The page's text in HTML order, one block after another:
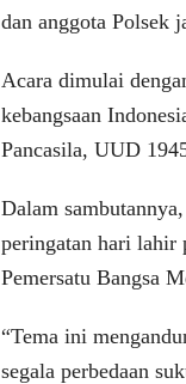
dan anggota Polsek
Acara dimulai
kebangsaan
Pancasila, UUD
Dalam
peringatan hari lahir
Pemersatu Bangsa
“Tema ini
segala perbedaan